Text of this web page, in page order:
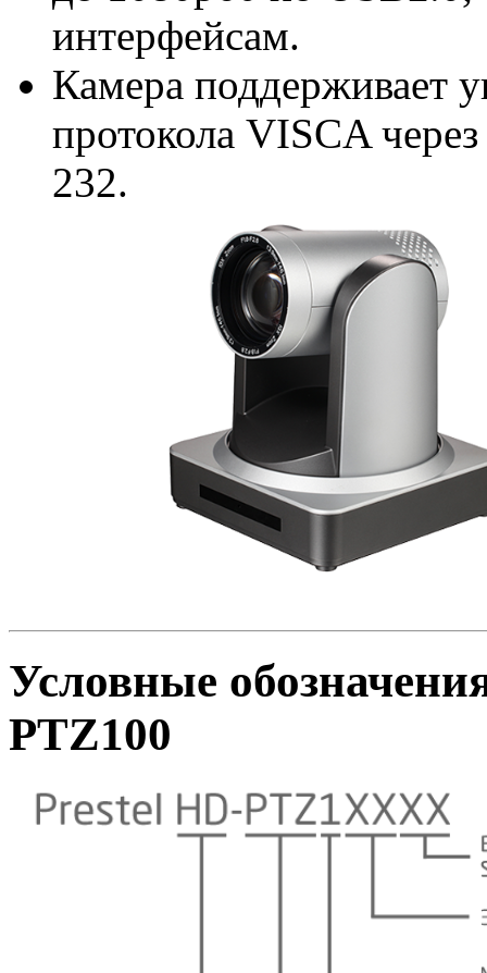
интерфейсам.
Камера поддерживает
протокола VISCA
232.
Условные
PTZ100